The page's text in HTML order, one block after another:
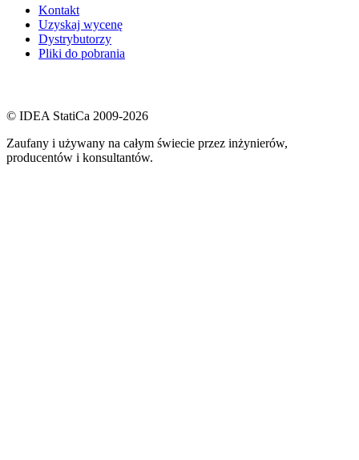
Kontakt
Uzyskaj wycenę
Dystrybutorzy
Pliki do pobrania
© IDEA StatiCa 2009-2026
Zaufany i używany na całym świecie przez inżynierów,
producentów i konsultantów.